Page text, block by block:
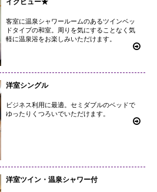
イクビュー★
客室に温泉シャワールームのあるツインベッ
ドタイプの和室。周りを気にすることなく気
軽に温泉浴をお楽しみいただけます。
洋室シングル
ビジネス利用に最適。セミダブルのベッドで
ゆったりくつろいでいただけます。
洋室ツイン・温泉シャワー付